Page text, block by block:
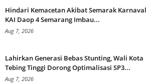
Hindari Kemacetan Akibat Semarak Karnaval
KAI Daop 4 Semarang Imbau...
Aug 7, 2026
Lahirkan Generasi Bebas Stunting, Wali Kota
Tebing Tinggi Dorong Optimalisasi SP3...
Aug 7, 2026